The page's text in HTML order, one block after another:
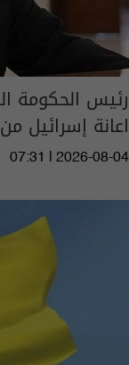
رئيس الحكومة
اعانة إسرائيل
07:31 | 2026-08-04